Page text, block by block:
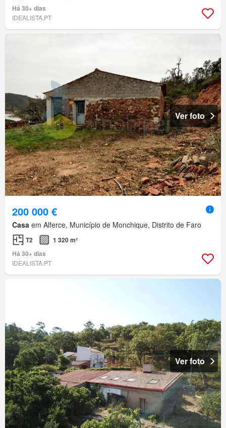
Há 30+ dias
IDEALISTA.PT
Ver foto
200 000 €
Casa em Alferce, Município de Monchique, Distrito de Faro
T2
1 320 m²
Há 30+ dias
IDEALISTA.PT
Ver foto